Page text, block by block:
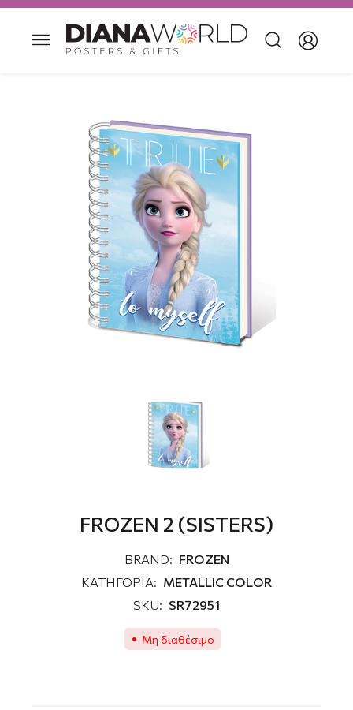
FROZEN 2 (SISTERS)
BRAND: FROZEN
ΚΑΤΗΓΟΡΙΑ: METALLIC COLOR
SKU: SR72951
Μη διαθέσιμο